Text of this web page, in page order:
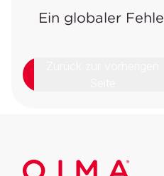
Ein globaler